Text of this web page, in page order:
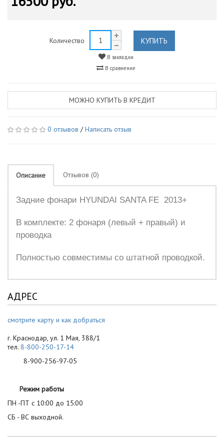
Количество КУПИТЬ
В закладки
В сравнение
МОЖНО КУПИТЬ В КРЕДИТ
0 отзывов /Написать отзыв
Описание Отзывов (0)
Задние фонари HYUNDAI SANTA FE 2013+
В комплекте: 2 фонаря (левый + правый) и
проводка
Полностью совместимы со штатной проводкой.
АДРЕС
смотрите карту и как добраться
г. Краснодар, ул. 1 Мая, 388/1
тел. 8-800-250-17-14
8-900-256-97-05
Режим работы
ПН -ПТ с 10:00 до 15:00
СБ - ВС выходной.